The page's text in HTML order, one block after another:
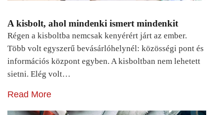
A kisbolt, ahol mindenki ismert mindenkit
Régen a kisboltba nemcsak kenyérért járt az ember.
Több volt egyszerű bevásárlóhelynél: közösségi pont és
információs központ egyben. A kisboltban nem lehetett
sietni. Elég volt…
Read More